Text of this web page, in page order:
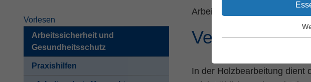
Vorlesen
Arbeitssicherheit und
Gesundheitsschutz
Praxishilfen
Arbeitsschutz Kompakt Nr. 071
Verarbeiten
In der Holzbearbeitung dient
Essentielle Cookies
einwandfrei funktioniert.